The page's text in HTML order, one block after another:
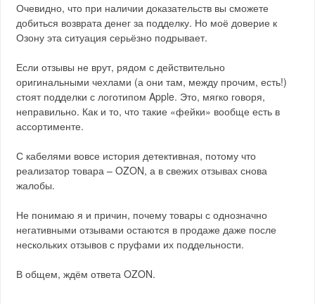
Очевидно, что при наличии доказательств вы сможете
добиться возврата денег за подделку. Но моё доверие к
Озону эта ситуация серьёзно подрывает.
Если отзывы не врут, рядом с действительно
оригинальными чехлами (а они там, между прочим, есть!)
стоят подделки с логотипом Apple. Это, мягко говоря,
неправильно. Как и то, что такие «фейки» вообще есть в
ассортименте.
С кабелями вовсе история детективная, потому что
реализатор товара – OZON, а в свежих отзывах снова
жалобы.
Не понимаю я и причин, почему товары с однозначно
негативными отзывами остаются в продаже даже после
нескольких отзывов с пруфами их поддельности.
В общем, ждём ответа OZON.